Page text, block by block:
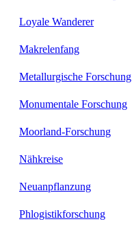
Loyale Wanderer
Makrelenfang
Metallurgische Forschung
Monumentale Forschung
Moorland-Forschung
Nähkreise
Neuanpflanzung
Phlogistikforschung